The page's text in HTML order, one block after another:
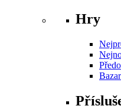
Hry
Bazar